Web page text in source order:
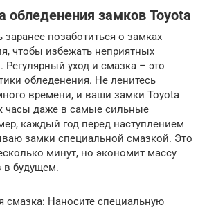
обледенения замков Toyota
заранее позаботиться о замках
чтобы избежать неприятных
уход и смазка – это
обледенения. Не ленитесь
времени, и ваши замки Toyota
часы даже в самые сильные
каждый год перед наступлением
замки специальной смазкой. Это
минут, но экономит массу
в будущем.
смазка: Наносите специальную